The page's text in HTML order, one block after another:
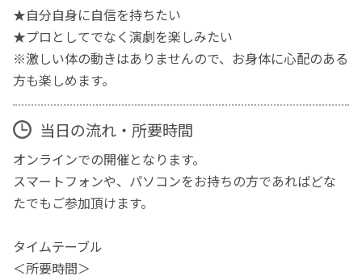
★自分自身に自信を持ちたい
★プロとしてでなく演劇を楽しみたい
※激しい体の動きはありませんので、お身体に心配のある
方も楽しめます。
当日の流れ・所要時間
オンラインでの開催となります。
スマートフォンや、パソコンをお持ちの方であればどな
たでもご参加頂けます。
タイムテーブル
＜所要時間＞